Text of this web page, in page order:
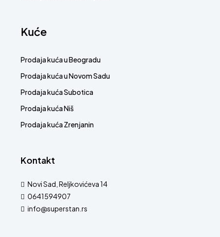
Kuće
Prodaja kuća u Beogradu
Prodaja kuća u Novom Sadu
Prodaja kuća Subotica
Prodaja kuća Niš
Prodaja kuća Zrenjanin
Kontakt
Novi Sad, Reljkovićeva 14
0641594907
info@superstan.rs